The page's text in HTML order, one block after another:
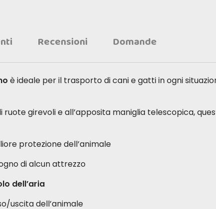
Recensioni Domande
è ideale per il trasporto di cani e gatti in ogni
girevoli e all’apposita maniglia telescopica,
protezione dell’animale
di alcun attrezzo
dell’aria
uscita dell’animale